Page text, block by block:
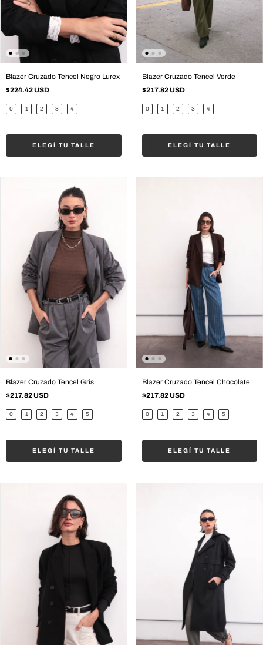
Blazer Cruzado Tencel Negro Lurex
$224.42 USD
0 1 2 3 4
ELEGÍ TU TALLE
Blazer Cruzado Tencel Verde
$217.82 USD
0 1 2 3 4
ELEGÍ TU TALLE
Blazer Cruzado Tencel Gris
$217.82 USD
0 1 2 3 4 5
ELEGÍ TU TALLE
Blazer Cruzado Tencel Chocolate
$217.82 USD
0 1 2 3 4 5
ELEGÍ TU TALLE